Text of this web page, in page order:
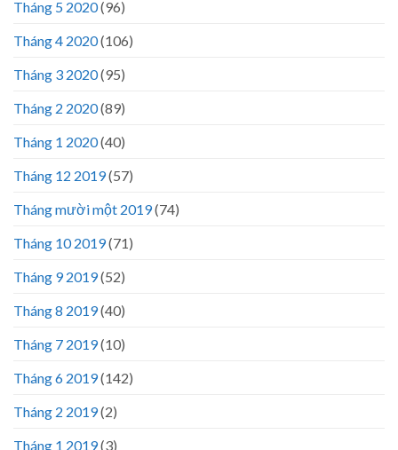
Tháng 5 2020(96)
Tháng 4 2020(106)
Tháng 3 2020(95)
Tháng 2 2020(89)
Tháng 1 2020(40)
Tháng 12 2019(57)
Tháng mười một 2019(74)
Tháng 10 2019(71)
Tháng 9 2019(52)
Tháng 8 2019(40)
Tháng 7 2019(10)
Tháng 6 2019(142)
Tháng 2 2019(2)
Tháng 1 2019(3)